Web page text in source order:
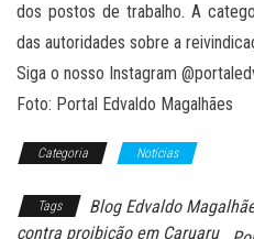
dos postos de trabalho. A
das autoridades sobre a
Siga o nosso Instagram
Foto: Portal Edvaldo Magalhães
Categoria Notícias
Tags Blog Edvaldo
contra proibição em Caruaru